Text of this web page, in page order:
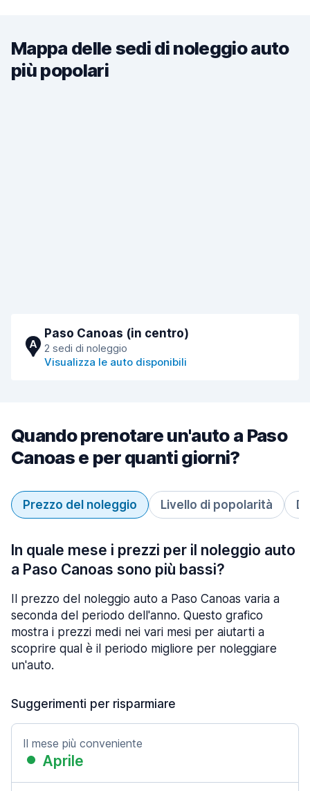
Mappa delle sedi di noleggio auto
più popolari
A
Paso Canoas (in centro)
2 sedi di noleggio
Visualizza le auto disponibili
Quando prenotare un'auto a Paso
Canoas e per quanti giorni?
Prezzo del noleggio Livello di popolarità
In quale mese i prezzi per il noleggio auto
a Paso Canoas sono più bassi?
Il prezzo del noleggio auto a Paso Canoas varia a
seconda del periodo dell'anno. Questo grafico
mostra i prezzi medi nei vari mesi per aiutarti a
scoprire qual è il periodo migliore per noleggiare
un'auto.
Suggerimenti per risparmiare
Il mese più conveniente
Aprile